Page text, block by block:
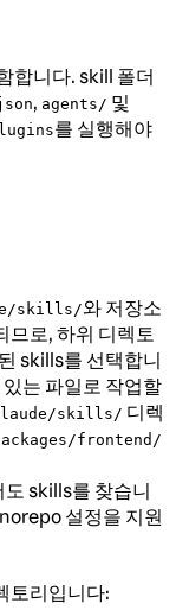
합니다. skill 폴더
, agents/ 및
를 실행해야
skills/와 저장소
므로, 하위 디렉토
skills를 선택합니
는 파일로 작업할
skills/ 디렉
frontend/
도 skills를 찾습니
설정을 지원
토리입니다: